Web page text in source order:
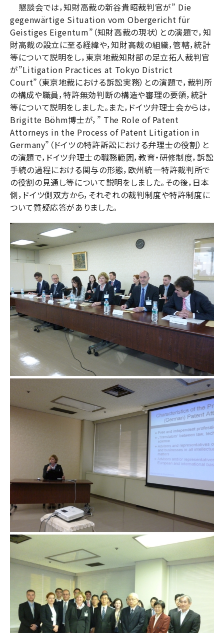
懇談会では，知財高裁の新谷貴昭裁判官が” Die
gegenwärtige Situation vom Obergericht für
Geistiges Eigentum”（知財高裁の現状）との演題で，知
財高裁の設立に至る経緯や，知財高裁の組織，管轄，統計
等について説明をし，東京地裁知財部の足立拓人裁判官
が”Litigation Practices at Tokyo District
Court”（東京地裁における訴訟実務）との演題で，裁判所
の構成や職員，特許無効判断の構造や審理の要領，統計
等について説明をしました。また，ドイツ弁理士会からは，
Brigitte Böhm博士が，” The Role of Patent
Attorneys in the Process of Patent Litigation in
Germany”（ドイツの特許訴訟における弁理士の役割）と
の演題で，ドイツ弁理士の職務範囲，教育・研修制度，訴訟
手続の過程における関与の形態，欧州統一特許裁判所で
の役割の見通し等について説明をしました。その後，日本
側，ドイツ側双方から，それぞれの裁判制度や特許制度に
ついて質疑応答がありました。